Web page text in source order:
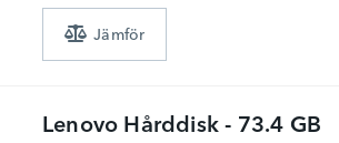
Lenovo Hårddisk - 73.4 GB